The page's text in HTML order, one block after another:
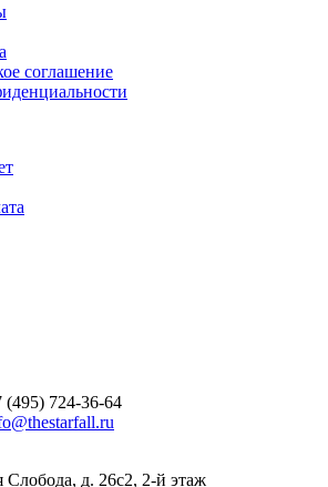
соглашение
(495) 724-36-64
Слобода, д. 26с2, 2-й этаж